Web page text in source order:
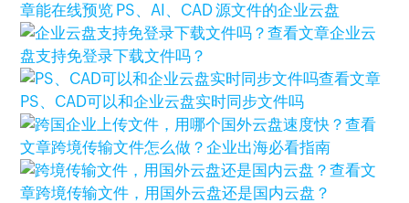
章能在线预览 PS、AI、CAD 源文件的企业云盘
查看文章企业云
盘支持免登录下载文件吗？
查看文章
PS、CAD可以和企业云盘实时同步文件吗
查看
文章跨境传输文件怎么做？企业出海必看指南
查看文
章跨境传输文件，用国外云盘还是国内云盘？